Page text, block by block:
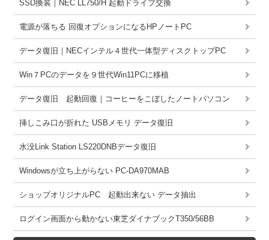
SSD換装｜NEC LL750/H 起動ドライブ交換
電源が落ちる 回復オプションになるHPノートPC
データ復旧｜NECインテル４世代一体型ディスクトップPC
Win７PCのデータを９世代Win11PCに移植
データ復旧 起動回復｜コーヒーをこぼしたノートパソコン
挿しこみ口が折れた USBメモリ データ復旧
水没Link Station LS220DNBデータ復旧
Windowsが立ち上がらない PC-DA970MAB
ショップオリジナルPC 起動出来ない データ抽出
ログイン画面から動かない東芝ダイナブックT350/56BB